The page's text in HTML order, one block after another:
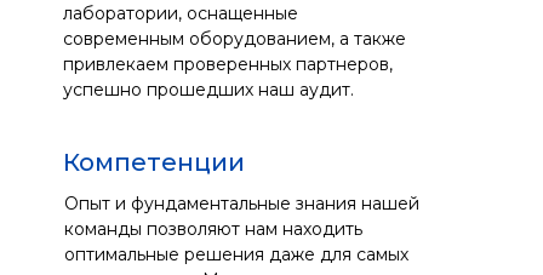
лаборатории, оснащенные
современным оборудованием, а также
привлекаем проверенных партнеров,
успешно прошедших наш аудит.
Опыт и фундаментальные знания нашей
команды позволяют нам находить
оптимальные решения даже для самых
Компетенции